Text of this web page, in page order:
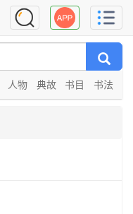
人物 典故 书目 书法